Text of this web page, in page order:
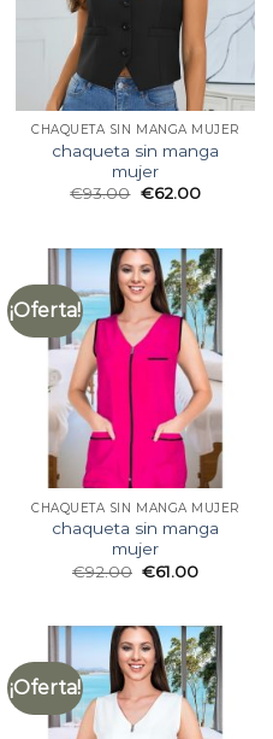
CHAQUETA SIN MANGA MUJER
chaqueta sin manga
mujer
€93.00 €62.00
¡Oferta!
CHAQUETA SIN MANGA MUJER
chaqueta sin manga
mujer
€92.00 €61.00
¡Oferta!